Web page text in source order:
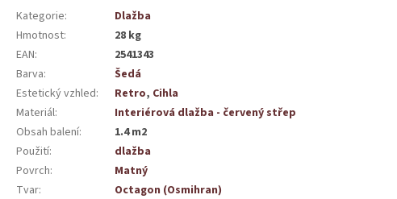
Kategorie:
Dlažba
Hmotnost:
28 kg
EAN:
2541343
Barva:
Šedá
Estetický vzhled: Retro, Cihla
Materiál:
Interiérová dlažba - červený střep
Obsah balení:
1.4 m2
Použití:
dlažba
Povrch:
Matný
Tvar:
Octagon (Osmihran)